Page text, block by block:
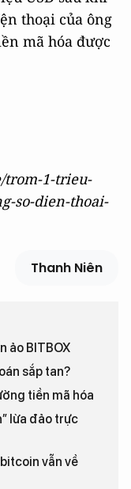
thoại của ông
mã hóa được
trom-1-trieu-
so-dien-thoai-
Thanh Niên
ảo BITBOX
sắp tan?
tiền mã hóa
lừa đảo trực
vẫn về